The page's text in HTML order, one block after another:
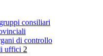
consiliari
di controllo
uffici 2